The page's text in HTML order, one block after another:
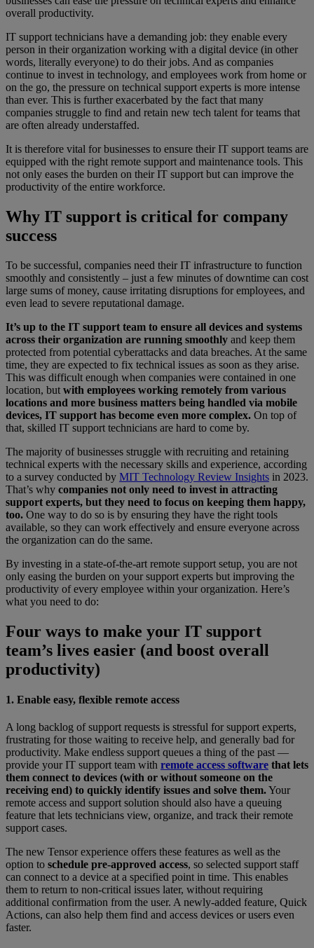
overall productivity.
IT support technicians have a demanding job: they enable every
person in their organization working with a digital device (in other
words, literally everyone) to do their jobs. And as companies
continue to invest in technology, and employees work from home or
on the go, the pressure on technical support experts is more intense
than ever. This is further exacerbated by the fact that many
companies struggle to find and retain new tech talent for teams that
are often already understaffed.
It is therefore vital for businesses to ensure their IT support teams are
equipped with the right remote support and maintenance tools. This
not only eases the burden on their IT support but can improve the
productivity of the entire workforce.
Why IT support is critical for company
success
To be successful, companies need their IT infrastructure to function
smoothly and consistently – just a few minutes of downtime can cost
large sums of money, cause irritating disruptions for employees, and
even lead to severe reputational damage.
It’s up to the IT support team to ensure all devices and systems
across their organization are running smoothly and keep them
protected from potential cyberattacks and data breaches. At the same
time, they are expected to fix technical issues as soon as they arise.
This was difficult enough when companies were contained in one
location, but with employees working remotely from various
locations and more business matters being handled via mobile
devices, IT support has become even more complex. On top of
that, skilled IT support technicians are hard to come by.
The majority of businesses struggle with recruiting and retaining
technical experts with the necessary skills and experience, according
to a survey conducted by MIT Technology Review Insights in 2023.
That’s why companies not only need to invest in attracting
support experts, but they need to focus on keeping them happy,
too. One way to do so is by ensuring they have the right tools
available, so they can work effectively and ensure everyone across
the organization can do the same.
By investing in a state-of-the-art remote support setup, you are not
only easing the burden on your support experts but improving the
productivity of every employee within your organization. Here’s
what you need to do:
Four ways to make your IT support
team’s lives easier (and boost overall
productivity)
1. Enable easy, flexible remote access
A long backlog of support requests is stressful for support experts,
frustrating for those waiting to receive help, and generally bad for
productivity. Make endless support queues a thing of the past —
provide your IT support team with remote access software that lets
them connect to devices (with or without someone on the
receiving end) to quickly identify issues and solve them.Your
remote access and support solution should also have a queuing
feature that lets technicians view, organize, and track their remote
support cases.
The new Tensor experience offers these features as well as the
option to schedule pre-approved access, so selected support staff
can connect to a device at a specified point in time. This enables
them to return to non-critical issues later, without requiring
additional confirmation from the user. A newly-added feature, Quick
Actions, can also help them find and access devices or users even
faster.